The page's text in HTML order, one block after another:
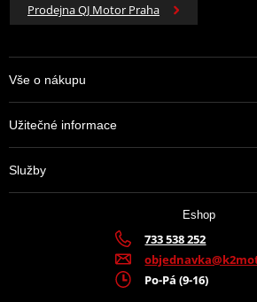
Prodejna QJ Motor Praha
Vše o nákupu
Užitečné informace
Služby
Eshop
733 538 252
Po-Pá (9-16)